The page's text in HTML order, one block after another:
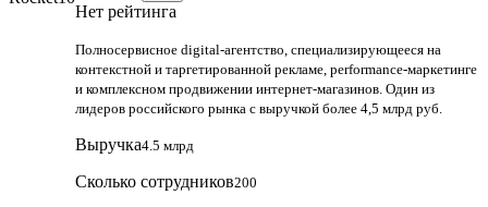
Нет рейтинга
Полносервисное digital-агентство, специализирующееся на
контекстной и таргетированной рекламе, performance-маркетинге
и комплексном продвижении интернет-магазинов. Один из
лидеров российского рынка с выручкой более 4,5 млрд руб.
Выручка4.5 млрд
Сколько сотрудников200